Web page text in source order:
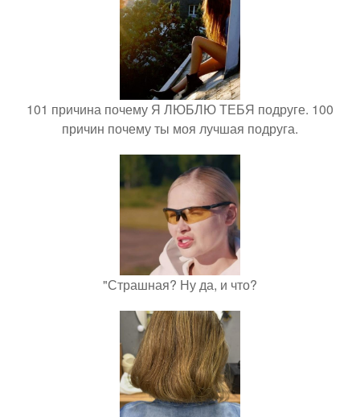
101 причина почему Я ЛЮБЛЮ ТЕБЯ подруге. 100
причин почему ты моя лучшая подруга.
"Страшная? Ну да, и что?